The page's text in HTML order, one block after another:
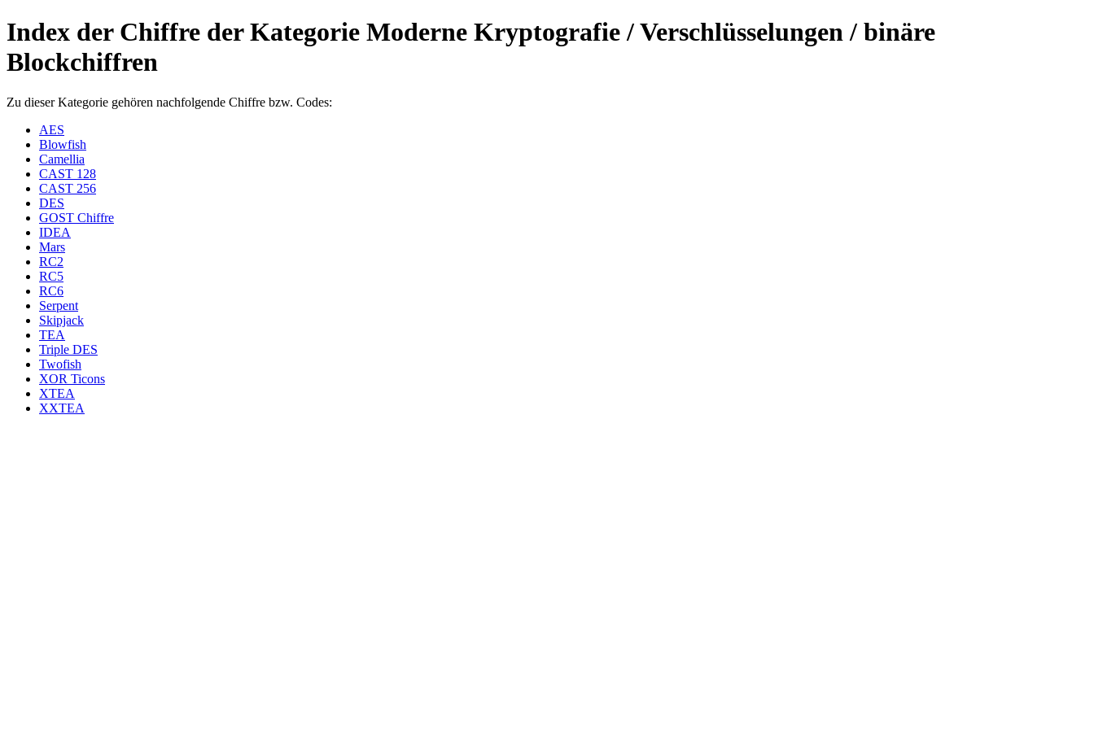
Index der Chiffre der Kategorie Moderne Kryptografie / Verschlüsselungen / binäre
Blockchiffren
Zu dieser Kategorie gehören nachfolgende Chiffre bzw. Codes:
AES
Blowfish
Camellia
CAST 128
CAST 256
DES
GOST Chiffre
IDEA
Mars
RC2
RC5
RC6
Serpent
Skipjack
TEA
Triple DES
Twofish
XOR Ticons
XTEA
XXTEA